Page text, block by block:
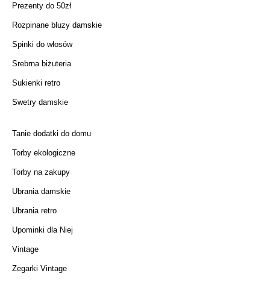
Prezenty do 50zł
Rozpinane bluzy damskie
Spinki do włosów
Srebrna biżuteria
Sukienki retro
Swetry damskie
Tanie dodatki do domu
Torby ekologiczne
Torby na zakupy
Ubrania damskie
Ubrania retro
Upominki dla Niej
Vintage
Zegarki Vintage